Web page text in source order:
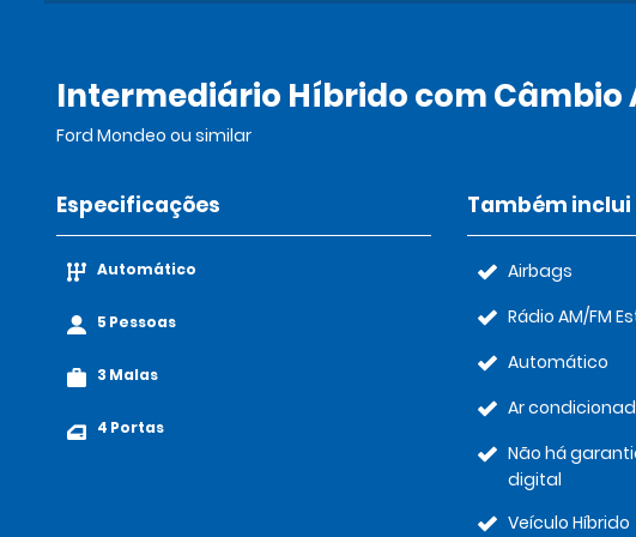
Intermediário Híbrido com
Ford Mondeo ou similar
Especificações
Automático
5 Pessoas
3 Malas
4 Portas
Também inclui
Airbags
Rádio AM/FM
Automático
Ar
Não há
digital
Veículo Híbrido